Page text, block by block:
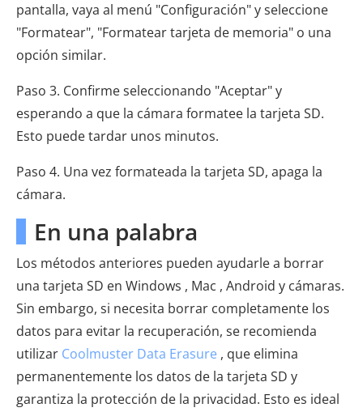
pantalla, vaya al menú "Configuración" y seleccione
"Formatear", "Formatear tarjeta de memoria" o una
opción similar.
Paso 3. Confirme seleccionando "Aceptar" y
esperando a que la cámara formatee la tarjeta SD.
Esto puede tardar unos minutos.
Paso 4. Una vez formateada la tarjeta SD, apaga la
cámara.
En una palabra
Los métodos anteriores pueden ayudarle a borrar
una tarjeta SD en Windows , Mac , Android y cámaras.
Sin embargo, si necesita borrar completamente los
datos para evitar la recuperación, se recomienda
utilizar Coolmuster Data Erasure , que elimina
permanentemente los datos de la tarjeta SD y
garantiza la protección de la privacidad. Esto es ideal